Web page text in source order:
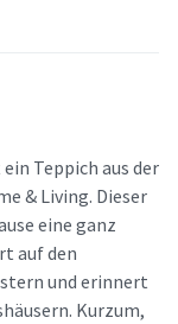
Teppich aus der
& Living. Dieser
eine ganz
auf den
und erinnert
Kurzum,